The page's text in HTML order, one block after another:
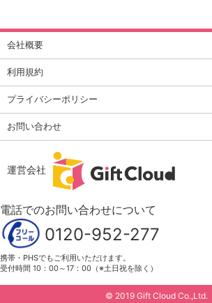
会社概要
利用規約
プライバシーポリシー
お問い合わせ
運営会社
電話でのお問い合わせについて
0120-952-277
携帯・PHSでもご利用いただけます。
受付時間 10：00～17：00（※土日祝を除く）
© 2019 Gift Cloud Co.,Ltd.